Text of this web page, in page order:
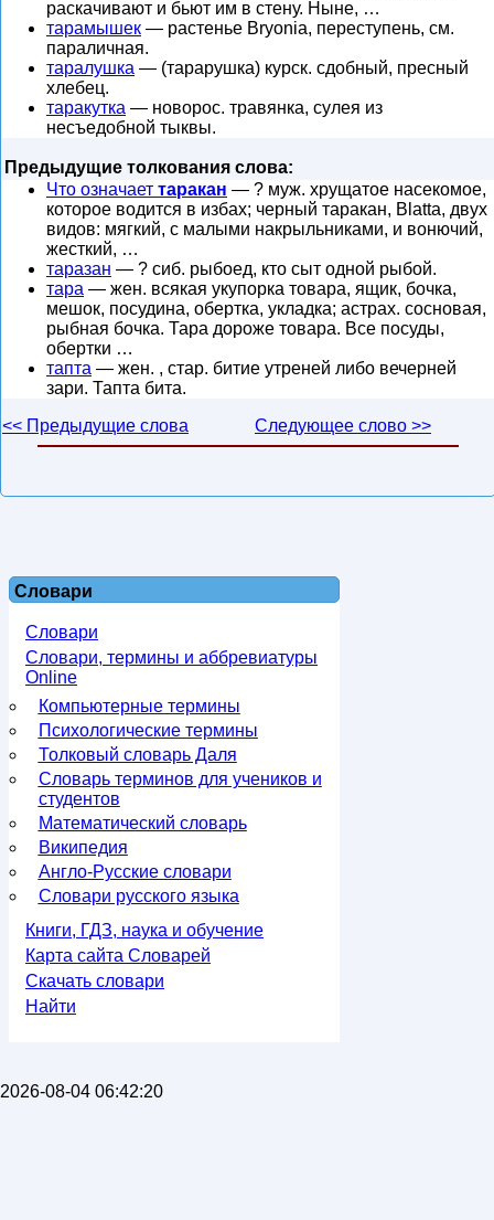
раскачивают и бьют им в стену. Ныне, …
тарамышек — растенье Bryonia, переступень, см.
параличная.
таралушка — (тарарушка) курск. сдобный, пресный
хлебец.
таракутка — новорос. травянка, сулея из
несъедобной тыквы.
Предыдущие толкования слова:
Что означает таракан — ? муж. хрущатое насекомое,
которое водится в избах; черный таракан, Blatta, двух
видов: мягкий, с малыми накрыльниками, и вонючий,
жесткий, …
таразан — ? сиб. рыбоед, кто сыт одной рыбой.
тара — жен. всякая укупорка товара, ящик, бочка,
мешок, посудина, обертка, укладка; астрах. сосновая,
рыбная бочка. Тара дороже товара. Все посуды,
обертки …
тапта — жен. , стар. битие утреней либо вечерней
зари. Тапта бита.
<< Предыдущие слова
Следующее слово >>
Словари
Словари
Словари, термины и аббревиатуры
Online
Компьютерные термины
Психологические термины
Толковый словарь Даля
Словарь терминов для учеников и
студентов
Математический словарь
Википедия
Англо-Русские словари
Словари русского языка
Книги, ГДЗ, наука и обучение
Карта сайта Словарей
Скачать словари
Найти
2026-08-04 06:42:20